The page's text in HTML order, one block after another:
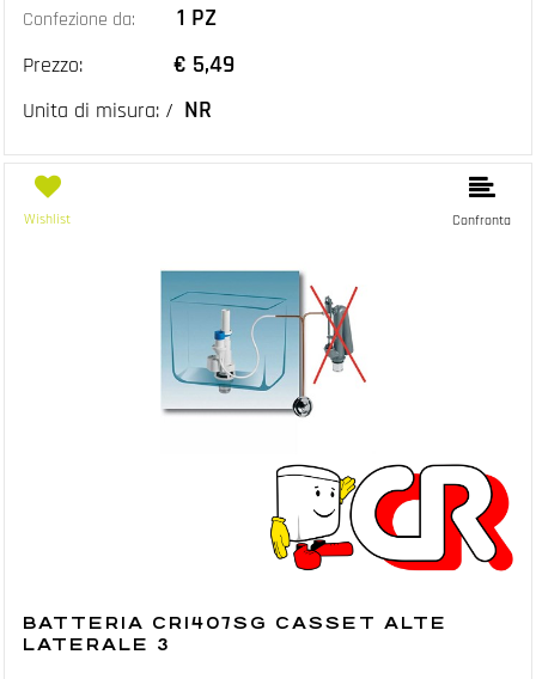
Confezione da: 1 PZ
Prezzo: € 5,49
Unita di misura: / NR
Wishlist Confronta
BATTERIA CR1407SG CASSET ALTE
LATERALE 3